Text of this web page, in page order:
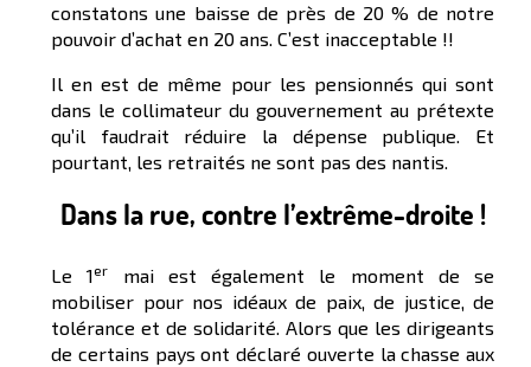
constatons une baisse de près de 20 % de notre
pouvoir d’achat en 20 ans. C’est inacceptable !!
Il en est de même pour les pensionnés qui sont
dans le collimateur du gouvernement au prétexte
qu’il faudrait réduire la dépense publique. Et
pourtant, les retraités ne sont pas des nantis.
Dans la rue, contre l’extrême-droite !
Le 1er
mai est également le moment de se
mobiliser pour nos idéaux de paix, de justice, de
tolérance et de solidarité. Alors que les dirigeants
de certains pays ont déclaré ouverte la chasse aux